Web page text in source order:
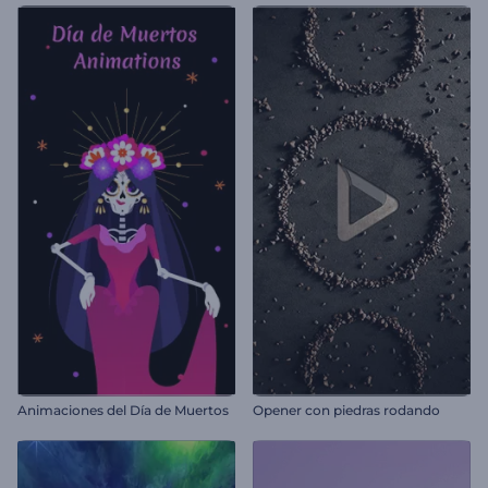
Animaciones del Día de Muertos Opener con piedras rodando